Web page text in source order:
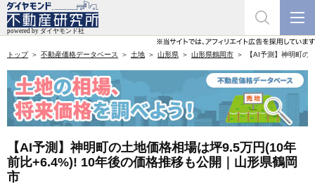
トップ 不動産価格データベース 土地 山形県 山形県鶴岡市 【AI予測】神明町
【AI予測】神明町の土地価格相場は坪9.5万円(10年
前比+6.4%)! 10年後の価格推移も公開｜山形県鶴岡
市